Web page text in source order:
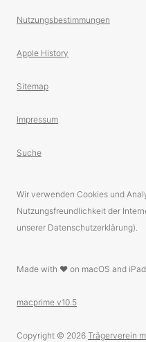
Nutzungsbestimmungen
Apple History
Sitemap
Impressum
Suche
Wir verwenden Cookies und
Nutzungsfreundlichkeit der
unserer Datenschutzerklärung).
Made with ❤️ on macOS and
macprime v10.5
Copyright © 2026 Trägerverein